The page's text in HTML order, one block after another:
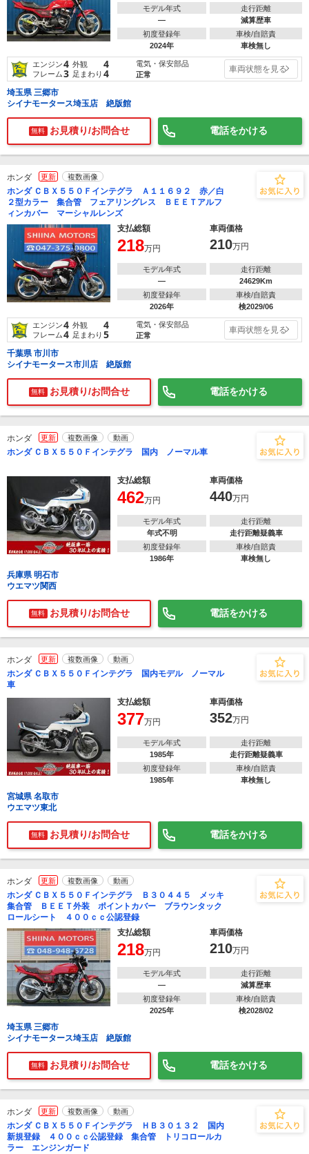
モデル年式
―
走行距離
減算歴車
初度登録年
2024年
車検/自賠責
車検無し
エンジン4 外観 4
フレーム3 足まわり 4
電気・保安部品
正常
車両状態を見る
埼玉県 三郷市
シイナモータース埼玉店 絶版館
無料 お見積り/お問合せ 電話をかける
ホンダ 更新 複数画像
ホンダ ＣＢＸ５５０Ｆインテグラ Ａ１１６９２ 赤／白
２型カラー 集合管 フェアリングレス ＢＥＥＴアルフ
ィンカバー マーシャルレンズ
支払総額
車両価格
218万円 210万円
モデル年式
―
走行距離
24629Km
初度登録年
2026年
車検/自賠責
検2029/06
エンジン4 外観 4
フレーム4 足まわり 5
電気・保安部品
正常
車両状態を見る
千葉県 市川市
シイナモータース市川店 絶版館
無料 お見積り/お問合せ 電話をかける
ホンダ 更新 複数画像 動画
ホンダ ＣＢＸ５５０Ｆインテグラ 国内 ノーマル車
支払総額 車両価格
462万円 440万円
モデル年式
年式不明
走行距離
走行距離疑義車
初度登録年
1986年
車検/自賠責
車検無し
兵庫県 明石市
ウエマツ関西
無料 お見積り/お問合せ 電話をかける
ホンダ 更新 複数画像 動画
ホンダ ＣＢＸ５５０Ｆインテグラ 国内モデル ノーマル
車
支払総額
車両価格
377万円 352万円
モデル年式
1985年
走行距離
走行距離疑義車
初度登録年
1985年
車検/自賠責
車検無し
宮城県 名取市
ウエマツ東北
無料 お見積り/お問合せ 電話をかける
ホンダ 更新 複数画像 動画
ホンダ ＣＢＸ５５０Ｆインテグラ Ｂ３０４４５ メッキ
集合管 ＢＥＥＴ外装 ポイントカバー ブラウンタック
ロールシート ４００ｃｃ公認登録
支払総額
車両価格
218万円 210万円
モデル年式
―
走行距離
減算歴車
初度登録年
2025年
車検/自賠責
検2028/02
埼玉県 三郷市
シイナモータース埼玉店 絶版館
無料 お見積り/お問合せ 電話をかける
ホンダ 更新 複数画像 動画
ホンダ ＣＢＸ５５０Ｆインテグラ ＨＢ３０１３２ 国内
新規登録 ４００ｃｃ公認登録 集合管 トリコロールカ
ラー エンジンガード